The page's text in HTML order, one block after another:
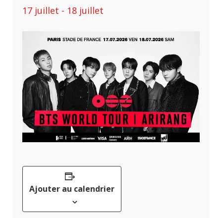
17 juillet - 18 juillet
Ajouter au calendrier